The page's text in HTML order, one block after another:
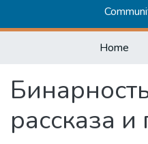
Home
рассказа